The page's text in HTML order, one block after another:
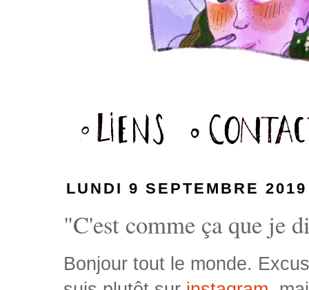
LUNDI 9 SEPTEMBRE 2019
"C'est comme ça que je
Bonjour tout le monde.